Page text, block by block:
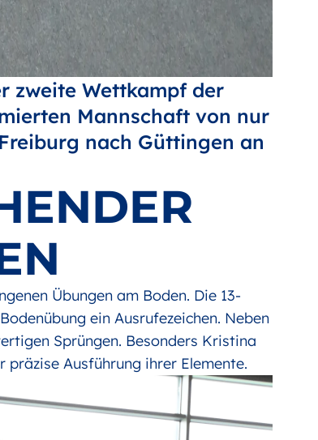
zweite Wettkampf der
Mannschaft von nur
nach Güttingen an
Übungen am Boden. Die 13-
ein Ausrufezeichen. Neben
Sprüngen. Besonders Kristina
präzise Ausführung ihrer Elemente.